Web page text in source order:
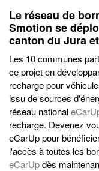
Le réseau de
Smotion se
canton du Jura
Les 10 communes
ce projet en
recharge pour
issu de sources
réseau national
recharge. Devenez
eCarUp pour
l'accès à toutes les
eCarUpdès